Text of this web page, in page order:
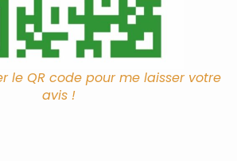
le QR code pour me laisser votre
avis !